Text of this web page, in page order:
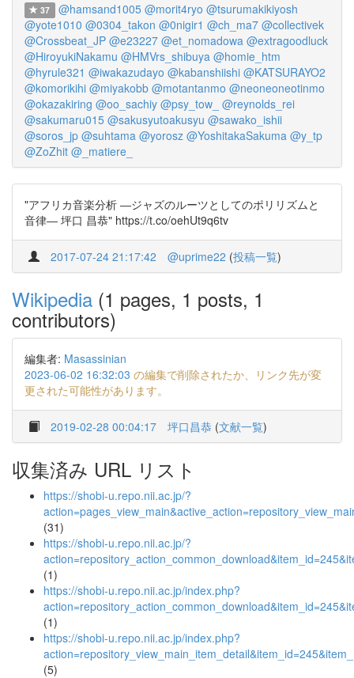
37 @hamsand1005 @morit4ryo @tsurumakikiyosh
@yote1010 @0304_takon @0nigir1 @ch_ma7 @collectivek
@Crossbeat_JP @e23227 @et_nomadowa @extragoodluck
@HiroyukiNakamu @HMVrs_shibuya @homie_htm
@hyrule321 @iwakazudayo @kabanshiishi @KATSURAYO2
@komorikihi @miyakobb @motantanmo @neoneoneotinmo
@okazakiring @oo_sachiy @psy_tow_ @reynolds_rei
@sakumaru015 @sakusyutoakusyu @sawako_ishii
@soros_jp @suhtama @yorosz @YoshitakaSakuma @y_tp
@ZoZhit @_matiere_
"アフリカ音楽分析 ―ジャズのルーツとしてのポリリズムと
音律― 坪口 昌恭" https://t.co/oehUt9q6tv
2017-07-24 21:17:42 @uprime22 (投稿一覧)
Wikipedia (1 pages, 1 posts, 1
contributors)
編集者: Masassinian
2023-06-02 16:32:03 の編集で削除されたか、リンク先が変
更された可能性があります。
2019-02-28 00:04:17 坪口昌恭 (文献一覧)
収集済み URL リスト
https://shobi-u.repo.nii.ac.jp/?
(31)
https://shobi-u.repo.nii.ac.jp/?
(1)
https://shobi-u.repo.nii.ac.jp/index.php?
(1)
https://shobi-u.repo.nii.ac.jp/index.php?
(5)